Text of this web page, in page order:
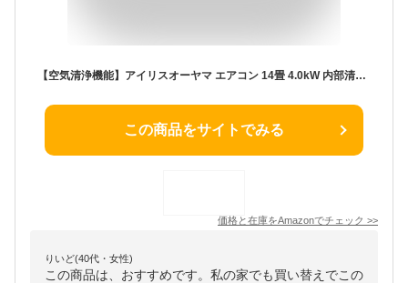
【空気清浄機能】アイリスオーヤマ エアコン 14畳 4.0kW 内部清潔 自動クリーン機能 省エネ 商品のみ 2021年モデル ホワイト
この商品をサイトでみる
価格と在庫をAmazonでチェック >>
りいど(40代・女性)
この商品は、おすすめです。私の家でも買い替えでこの